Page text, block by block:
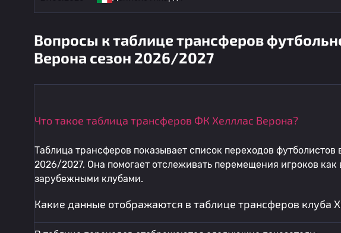
Вопросы к таблице трансферов
Верона сезон 2026/2027
Что такое таблица трансферов ФК Хелллас Верона?
Таблица трансферов показывает список переходов
2026/2027. Она помогает отслеживать перемещения игроков
зарубежными клубами.
Какие данные отображаются в таблице трансферов клуба